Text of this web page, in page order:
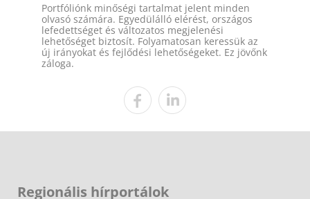
Portfóliónk minőségi tartalmat jelent minden
olvasó számára. Egyedülálló elérést, országos
lefedettséget és változatos megjelenési
lehetőséget biztosít. Folyamatosan keressük az
új irányokat és fejlődési lehetőségeket. Ez jövőnk
záloga.
Regionális hírportálok